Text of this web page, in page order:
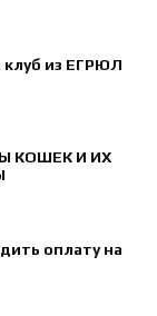
клуб из ЕГРЮЛ
КОШЕК И ИХ
оплату на